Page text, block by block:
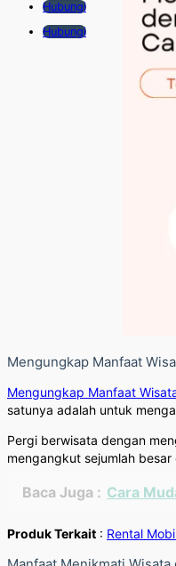
Hubungi
Hubungi
Mengungkap Manfaat
Mengungkap Manfaat
satunya adalah untuk
Pergi berwisata dengan
mengangkut sejumlah besar
Baca Juga : Cara
Produk Terkait : Rental